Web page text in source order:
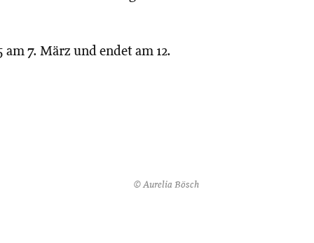
7. März und endet am 12.
© Aurelia Bösch